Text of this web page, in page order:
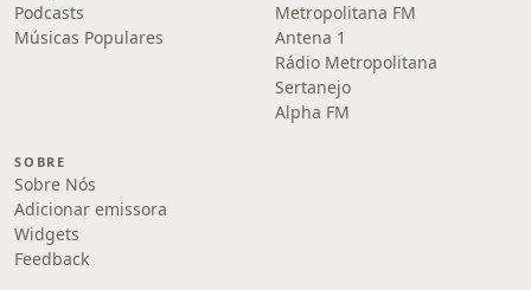
Podcasts
Músicas Populares
Metropolitana FM
Antena 1
Rádio Metropolitana
Sertanejo
Alpha FM
SOBRE
Sobre Nós
Adicionar emissora
Widgets
Feedback